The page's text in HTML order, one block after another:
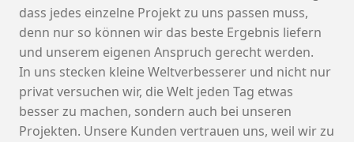
dass jedes einzelne Projekt zu uns passen muss,
denn nur so können wir das beste Ergebnis liefern
und unserem eigenen Anspruch gerecht werden.
In uns stecken kleine Weltverbesserer und nicht nur
privat versuchen wir, die Welt jeden Tag etwas
besser zu machen, sondern auch bei unseren
Projekten. Unsere Kunden vertrauen uns, weil wir zu